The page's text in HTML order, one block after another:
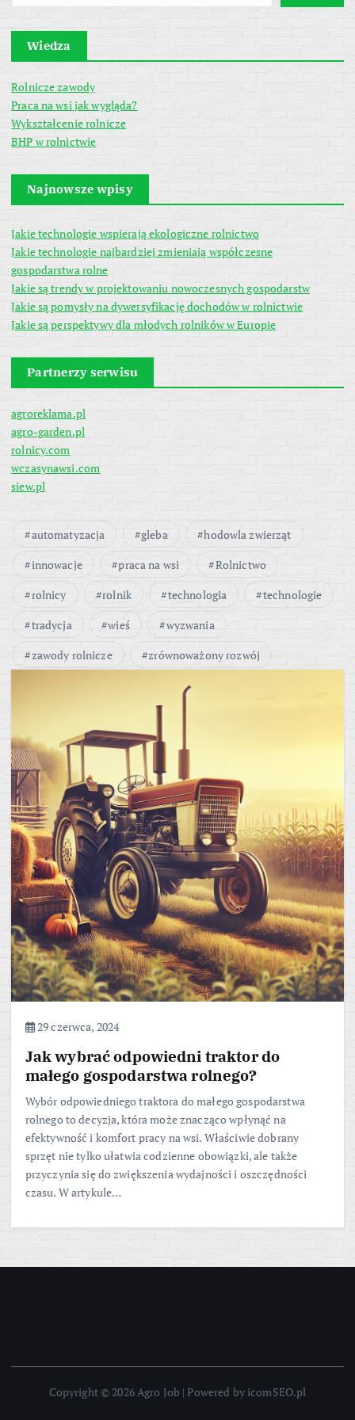
Wiedza
Rolnicze zawody
Praca na wsi jak wygląda?
Wykształcenie rolnicze
BHP w rolnictwie
Najnowsze wpisy
Jakie technologie wspierają ekologiczne rolnictwo
Jakie technologie najbardziej zmieniają współczesne
gospodarstwa rolne
Jakie są trendy w projektowaniu nowoczesnych gospodarstw
Jakie są pomysły na dywersyfikację dochodów w rolnictwie
Jakie są perspektywy dla młodych rolników w Europie
Partnerzy serwisu
agroreklama.pl
agro-garden.pl
rolnicy.com
wczasynawsi.com
siew.pl
automatyzacja gleba
hodowla zwierząt
innowacje
praca na wsi
Rolnictwo
rolnicy
rolnik technologia
technologie
tradycja
wieś
wyzwania
zawody rolnicze
zrównoważony rozwój
29 czerwca, 2024
Jak wybrać odpowiedni traktor do
małego gospodarstwa rolnego?
Wybór odpowiedniego traktora do małego gospodarstwa
rolnego to decyzja, która może znacząco wpłynąć na
efektywność i komfort pracy na wsi. Właściwie dobrany
sprzęt nie tylko ułatwia codzienne obowiązki, ale także
przyczynia się do zwiększenia wydajności i oszczędności
czasu. W artykule…
Copyright © 2026 Agro Job | Powered by icomSEO.pl